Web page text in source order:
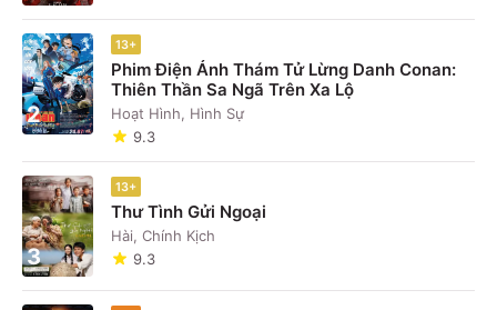
2
13+
Phim Điện Ảnh Thám Tử Lừng Danh Conan:
Thiên Thần Sa Ngã Trên Xa Lộ
Hoạt Hình, Hình Sự
9.3
3
13+
Thư Tình Gửi Ngoại
Hài, Chính Kịch
9.3